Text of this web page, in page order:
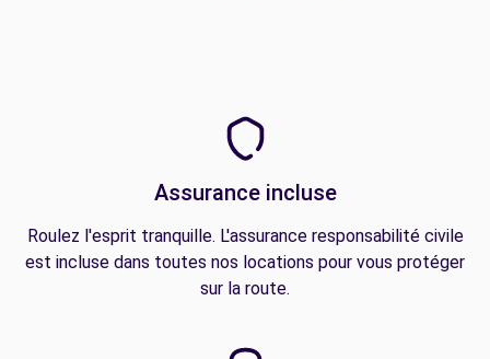
Assurance incluse
Roulez l'esprit tranquille. L'assurance responsabilité civile
est incluse dans toutes nos locations pour vous protéger
sur la route.